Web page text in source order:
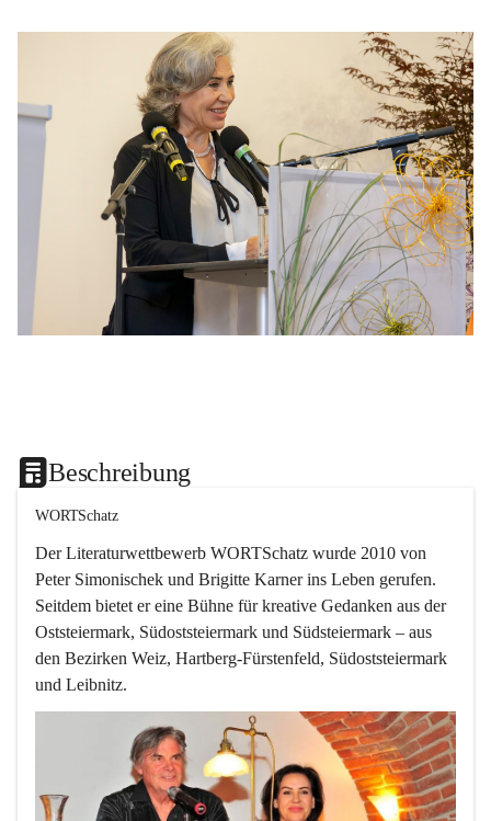
Beschreibung
WORTSchatz
Der Literaturwettbewerb WORTSchatz wurde 2010 von
Peter Simonischek und Brigitte Karner ins Leben gerufen.
Seitdem bietet er eine Bühne für kreative Gedanken aus der
Oststeiermark, Südoststeiermark und Südsteiermark – aus
den Bezirken Weiz, Hartberg-Fürstenfeld, Südoststeiermark
und Leibnitz.